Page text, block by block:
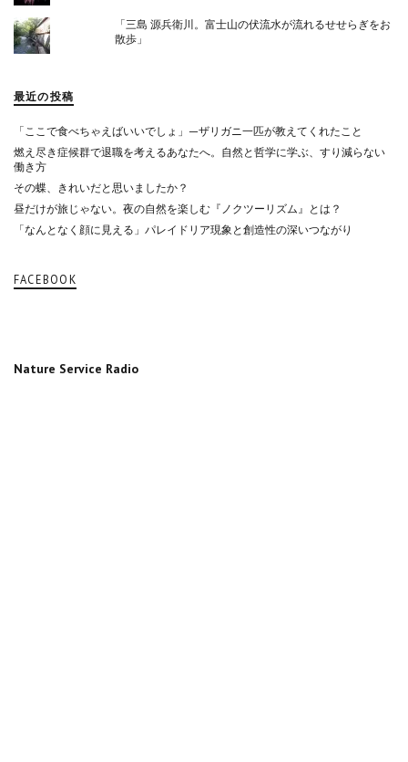
「三島 源兵衛川。富士山の伏流水が流れるせせらぎをお
散歩」
最近の投稿
「ここで食べちゃえばいいでしょ」—ザリガニ一匹が教えてくれたこと
燃え尽き症候群で退職を考えるあなたへ。自然と哲学に学ぶ、すり減らない
働き方
その蝶、きれいだと思いましたか？
昼だけが旅じゃない。夜の自然を楽しむ『ノクツーリズム』とは？
「なんとなく顔に見える」パレイドリア現象と創造性の深いつながり
FACEBOOK
Nature Service Radio